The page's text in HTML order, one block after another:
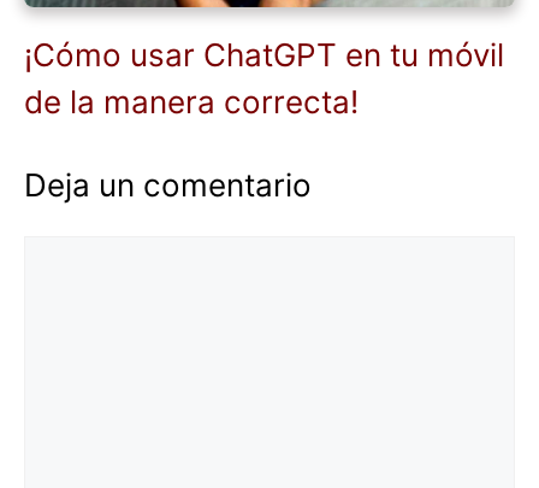
¡Cómo usar ChatGPT en tu móvil
de la manera correcta!
Deja un comentario